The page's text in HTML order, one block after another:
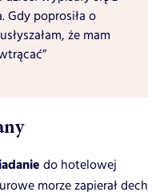
Gdy poprosiła o
że mam
do hotelowej
morze zapierał dech